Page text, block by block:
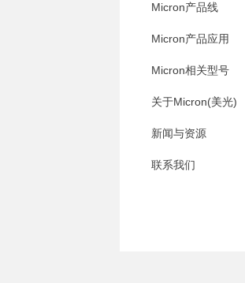
Micron产品线
Micron产品应用
Micron相关型号
关于Micron(美光)
新闻与资源
联系我们